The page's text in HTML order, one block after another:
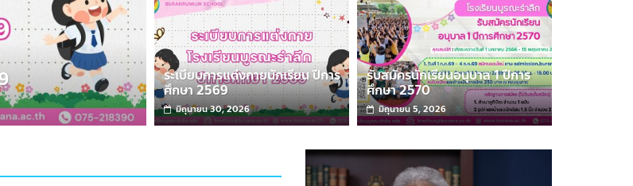
ข่าวสารประชาสัมพันธ์
รับสมัครนักเรียนอนุบาล 1 ปีการศึกษา 2570
มิถุนายน 5, 2026 ผู้ดูแลเว็บ โรงเรียนบูรณะรำลึก
ระเบียบการแต่งกายนักเรียน ปีการ
ศึกษา 2569
มิถุนายน 30, 2026
รับสมัครนักเรียนอนุบาล 1 ปีการ
ศึกษา 2570
มิถุนายน 5, 2026